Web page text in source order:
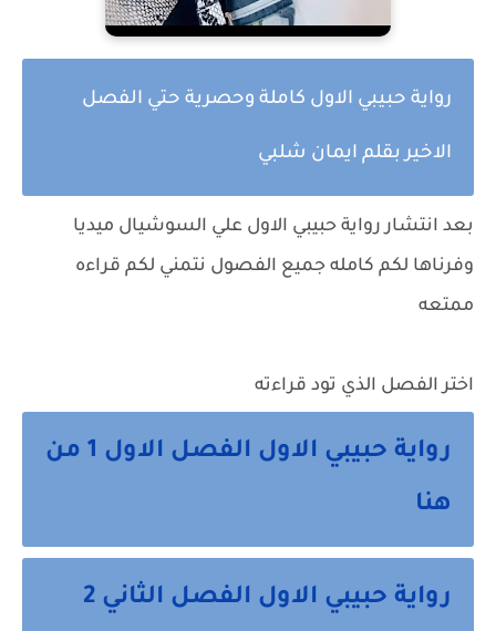
رواية حبيبي الاول كاملة وحصرية حتي الفصل
الاخير بقلم ايمان شلبي
بعد انتشار رواية حبيبي الاول علي السوشيال ميديا
وفرناها لكم كامله جميع الفصول نتمني لكم قراءه
ممتعه
اختر الفصل الذي تود قراءته
رواية حبيبي الاول الفصل الاول 1 من
هنا
رواية حبيبي الاول الفصل الثاني 2